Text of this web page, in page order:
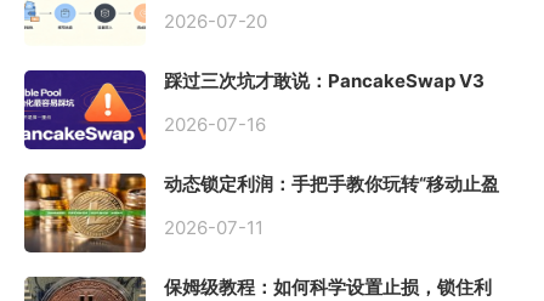
2026-07-20
踩过三次坑才敢说：PancakeSwap V3
初始化
2026-07-16
动态锁定利润：手把手教你玩转“移动止盈
2026-07-11
保姆级教程：如何科学设置止损，锁住利